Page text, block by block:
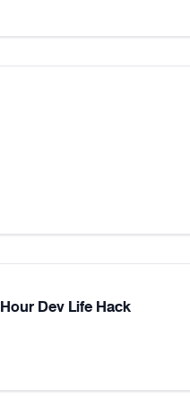
Dev Life Hack